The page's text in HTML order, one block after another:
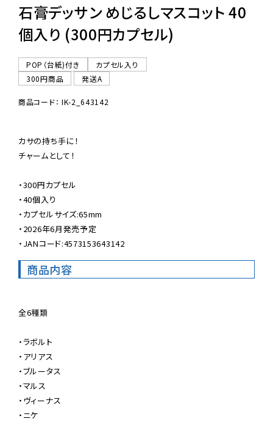
06-6282-7659
石膏デッサン めじるしマスコット 40
個入り (300円カプセル)
POP（台紙)付き
カプセル入り
300円商品
発送A
商品コード： IK-2_643142
カサの持ち手に！
チャームとして！
・300円カプセル
・40個入り
・カプセルサイズ:65mm
・2026年6月発売予定
・JANコード:4573153643142
商品内容
全6種類
・ラボルト
・アリアス
・ブルータス
・マルス
・ヴィーナス
・ニケ